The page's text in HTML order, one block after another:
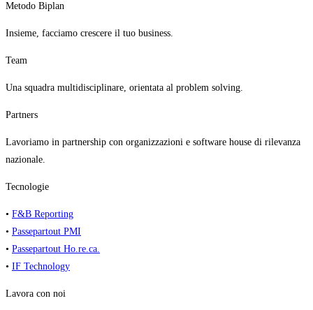
Metodo Biplan
Insieme, facciamo crescere il tuo business.
Team
Una squadra multidisciplinare, orientata al problem solving.
Partners
Lavoriamo in partnership con organizzazioni e software house di rilevanza
nazionale.
Tecnologie
• F&B Reporting
• Passepartout PMI
• Passepartout Ho.re.ca.
• IF Technology
Lavora con noi